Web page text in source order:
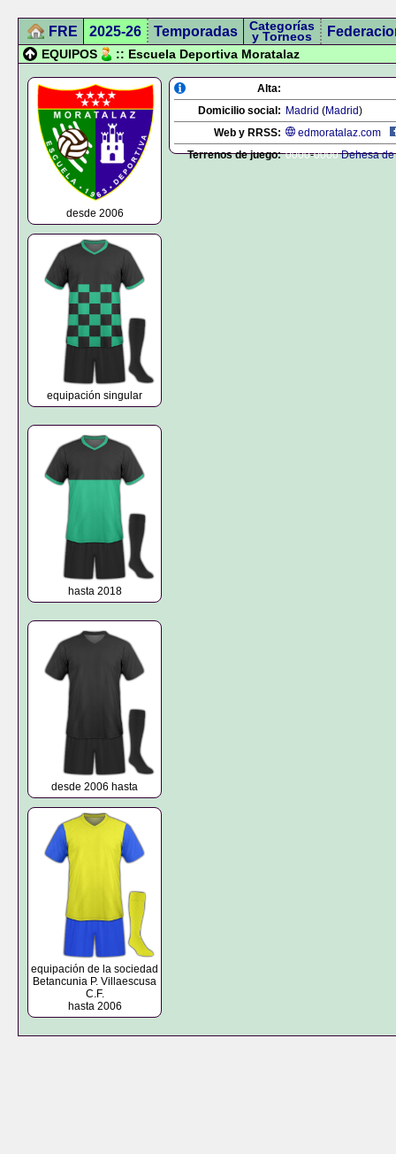
FRE 2025-26 Temporadas Categorías
y Torneos
EQUIPOS :: Escuela Deportiva Moratalaz
desde 2006
equipación singular
hasta 2018
desde 2006 hasta
equipación de la sociedad
Betancunia P. Villaescusa
C.F.
hasta 2006
Alta:
Domicilio social: Madrid (Madrid)
Web y RRSS:
edmoratalaz.com
Terrenos de juego: 0000-0000 Dehesa